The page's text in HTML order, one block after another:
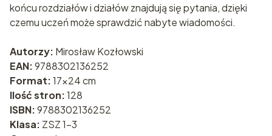
końcu rozdziałów i działów znajdują się pytania, dzięki
czemu uczeń może sprawdzić nabyte wiadomości.
Autorzy: Mirosław Kozłowski
EAN:9788302136252
Format:17x24 cm
Ilość stron:128
ISBN:9788302136252
Klasa: ZSZ 1-3